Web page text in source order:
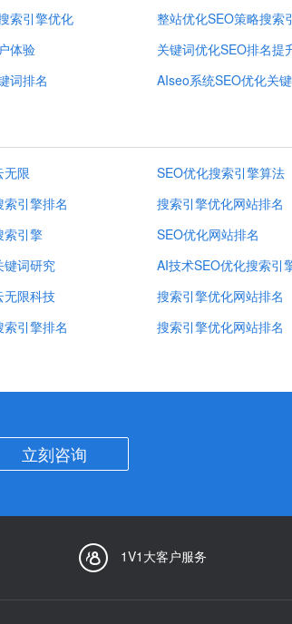
索引擎优化
体验
词排名
整站优化SEO策略搜索
关键词优化SEO排名提
AIseo系统SEO优化关
无限
引擎排名
索引擎
键词研究
无限科技
引擎排名
SEO优化搜索引擎算法
搜索引擎优化网站排名
SEO优化网站排名
AI技术SEO优化搜索引
搜索引擎优化网站排名
搜索引擎优化网站排名
立刻咨询
1V1大客户服务